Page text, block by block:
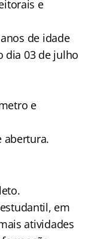
com as
(dezoito) e 30
prevista
consulte o